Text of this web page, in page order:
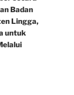
Badan
Lingga,
untuk